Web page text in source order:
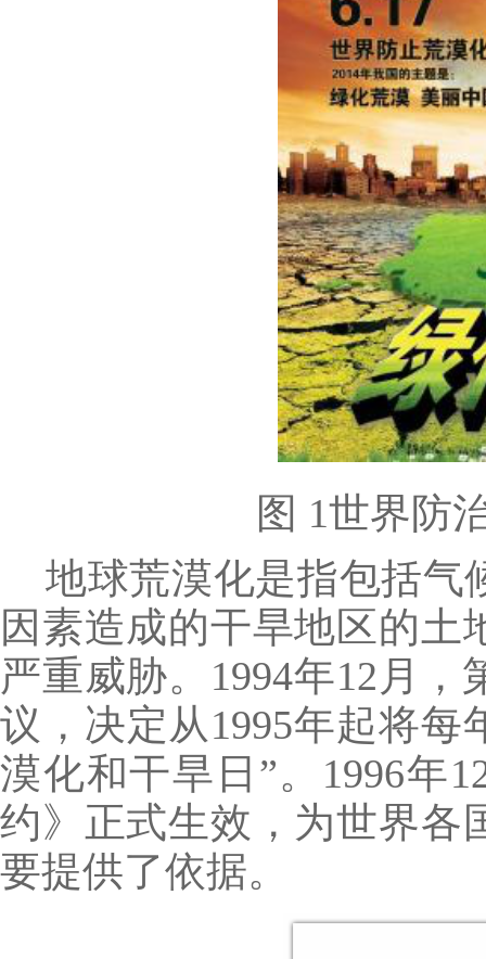
图 1世界防
地球荒漠化是指包括气
因素造成的干旱地区的土
严重威胁。 1994年12月
议，决定从1995年起将每
漠化和干旱日”。1996年
约》正式生效，为世界各
要提供了依据。